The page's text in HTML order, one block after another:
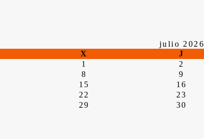
julio 2026
X J
1 2
8 9
15 16
22 23
29 30